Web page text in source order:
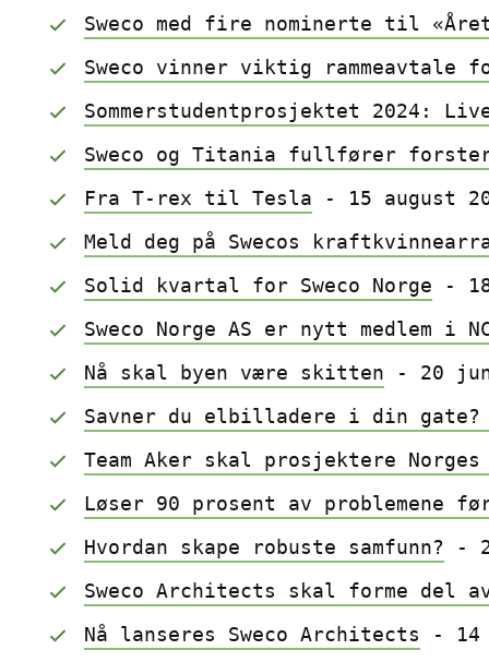
Sweco med fire nominerte til
Sweco vinner viktig rammeavtale
Sommerstudentprosjektet 2024:
Sweco og Titania fullfører
Fra T-rex til Tesla - 15 august
Meld deg på Swecos
Solid kvartal for Sweco Norge -
Sweco Norge AS er nytt medlem i
Nå skal byen være skitten - 20
Savner du elbilladere i din gate?
Team Aker skal prosjektere
Løser 90 prosent av problemene
Hvordan skape robuste samfunn? -
Sweco Architects skal forme del
Nå lanseres Sweco Architects
- 14